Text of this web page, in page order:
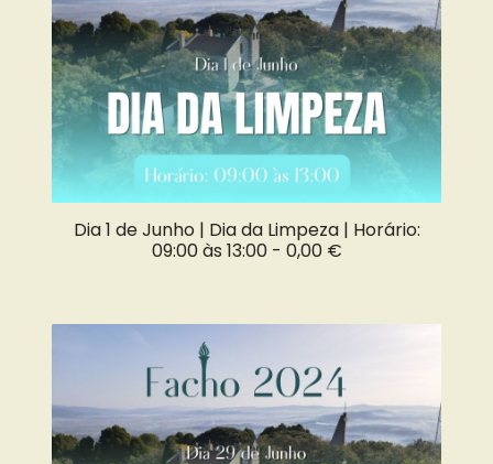
Dia 1 de Junho | Dia da Limpeza | Horário:
09:00 às 13:00 - 0,00 €